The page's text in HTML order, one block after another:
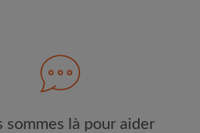
de la
sommes là pour aider